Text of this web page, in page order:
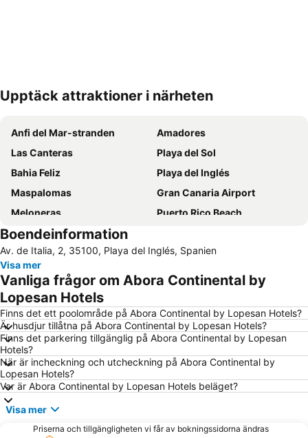
Förstora kartan
Upptäck attraktioner i närheten
Anfi del Mar-stranden
Amadores
Las Canteras
Playa del Sol
Bahia Feliz
Playa del Inglés
Maspalomas
Gran Canaria Airport
Meloneras
Puerto Rico Beach
Aeropuerto Internacional de Gran Canaria
Playa de Mogán
Playa de San Agustín
Taurito
Puerto de Mogan
Vegueta
Puerto de Mogán
Parque Santa Catalina
Arguineguín
Las Palmas
Maspalomas Golf
Rimini
Faro de Maspalomas
Talasoterapia Canarias San Agustín
Sanddynerna i Maspalomas
Lago Taurito Oasis
Shopping Center Meloneras Playa
Arinaga
Boendeinformation
Av. de Italia, 2, 35100, Playa del Inglés, Spanien
Visa mer
Vanliga frågor om Abora Continental by
Lopesan Hotels
Finns det ett poolområde på Abora Continental by Lopesan Hotels?
Är husdjur tillåtna på Abora Continental by Lopesan Hotels?
Finns det parkering tillgänglig på Abora Continental by Lopesan
Hotels?
När är incheckning och utcheckning på Abora Continental by
Lopesan Hotels?
Var är Abora Continental by Lopesan Hotels beläget?
Visa mer
Priserna och tillgängligheten vi får av bokningssidorna ändras